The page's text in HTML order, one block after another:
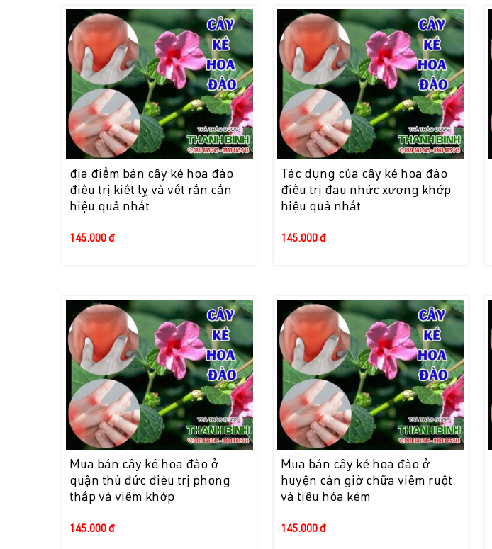
địa điểm bán cây ké hoa đào
điều trị kiết lỵ và vết rắn cắn
hiệu quả nhất
145.000 đ
Tác dụng của cây ké hoa đào
điều trị đau nhức xương khớp
hiệu quả nhất
145.000 đ
Mua bán cây ké hoa đào ở
quận thủ đức điều trị phong
thấp và viêm khớp
145.000 đ
Mua bán cây ké hoa đào ở
huyện cần giờ chữa viêm ruột
và tiêu hóa kém
145.000 đ